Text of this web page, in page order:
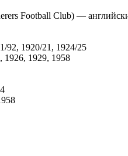
Football Club) —
92, 1920/21, 1924/25
1929, 1958